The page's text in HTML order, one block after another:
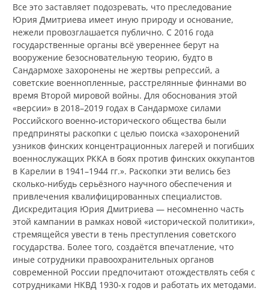
Все это заставляет подозревать, что преследование
Юрия Дмитриева имеет иную природу и основание,
нежели провозглашается публично. С 2016 года
государственные органы всё увереннее берут на
вооружение безосновательную теорию, будто в
Сандармохе захоронены не жертвы репрессий, а
советские военнопленные, расстрелянные финнами во
время Второй мировой войны. Для обоснования этой
«версии» в 2018–2019 годах в Сандармохе силами
Российского военно-исторического общества были
предприняты раскопки с целью поиска «захоронений
узников финских концентрационных лагерей и погибших
военнослужащих РККА в боях против финских оккупантов
в Карелии в 1941–1944 гг.». Раскопки эти велись без
сколько-нибудь серьёзного научного обеспечения и
привлечения квалифицированных специалистов.
Дискредитация Юрия Дмитриева — несомненно часть
этой кампании в рамках новой «исторической политики»,
стремящейся увести в тень преступления советского
государства. Более того, создаётся впечатление, что
иные сотрудники правоохранительных органов
современной России предпочитают отождествлять себя с
сотрудниками НКВД 1930-х годов и работать их методами.